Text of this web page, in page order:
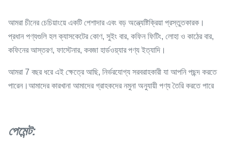
আমরা চীনের চেচিয়াংয়ে একটি পেশাদার এবং বড় অন্ত্যেষ্টিক্রিয়া প্রস্তুতকারক।
প্রধান পণ্যগুলি হল ক্যাসকেটের কোণ, সুইং বার, কফিন ফিটিং, লোহা ও কাঠের বার,
কফিনের আস্তরণ, ফাস্টেনার, কবজা হার্ডওয়্যার পণ্য ইত্যাদি।
আমরা 7 বছর ধরে এই ক্ষেত্রে আছি, নির্ভরযোগ্য সরবরাহকারী যা আপনি পছন্দ করতে
পারেন।আমাদের কারখানা আমাদের গ্রাহকদের নমুনা অনুযায়ী পণ্য তৈরি করতে পারে
পেমেন্ট: